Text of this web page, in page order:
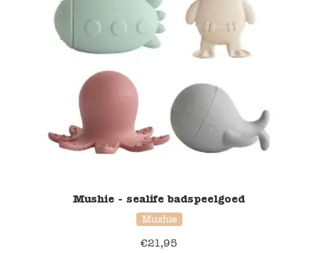
Mushie - sealife badspeelgoed
Mushie
€21,95